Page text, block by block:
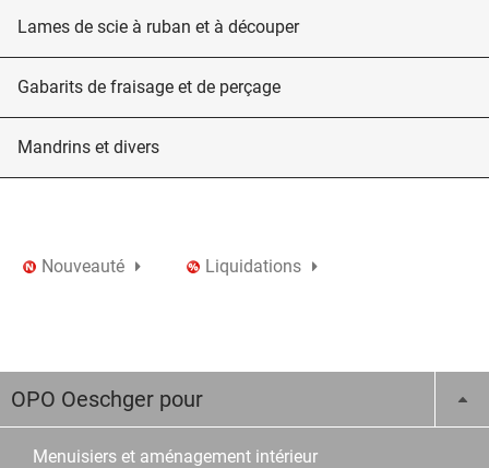
Lames de scie à ruban et à découper
Gabarits de fraisage et de perçage
Mandrins et divers
Nouveauté Liquidations
OPO Oeschger pour
Menuisiers et aménagement intérieur